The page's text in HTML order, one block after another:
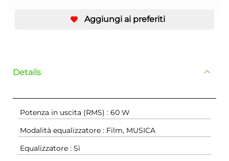
Aggiungi ai preferiti
Details
Potenza in uscita (RMS) : 60 W
Modalità equalizzatore : Film, MUSICA
Equalizzatore : Sì